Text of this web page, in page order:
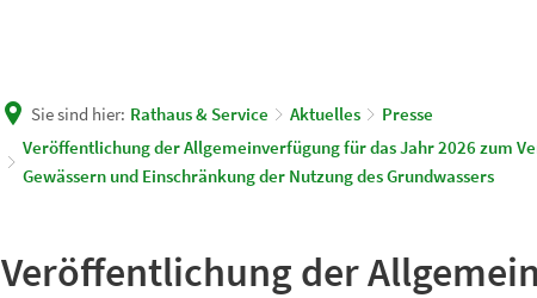
Sie sind hier: Rathaus & Service Aktuelles
Presse
Veröffentlichung der Allgemeinverfügung für das Jahr 2026 zum
Gewässern und Einschränkung der Nutzung des Grundwassers
Veröffentlichung der